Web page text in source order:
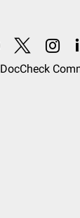
DocCheck